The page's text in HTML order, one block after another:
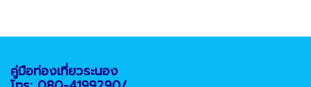
คู่มือท่องเที่ยวระนอง